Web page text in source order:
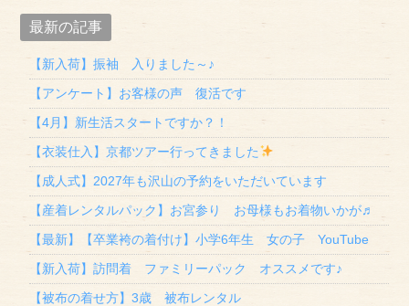
最新の記事
【新入荷】振袖 入りました～♪
【アンケート】お客様の声 復活です
【4月】新生活スタートですか？！
【衣装仕入】京都ツアー行ってきました
【成人式】2027年も沢山の予約をいただいています
【産着レンタルパック】お宮参り お母様もお着物いかが♬
【最新】【卒業袴の着付け】小学6年生 女の子 YouTube
【新入荷】訪問着 ファミリーパック オススメです♪
【被布の着せ方】3歳 被布レンタル